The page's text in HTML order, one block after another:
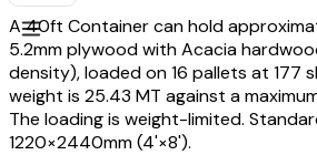
A 40ft Container can hold
5.2mm plywood with Acacia
density), loaded on 16 pallets at 177
weight is 25.43 MT against a
The loading is weight-limited.
1220×2440mm (4'×8').